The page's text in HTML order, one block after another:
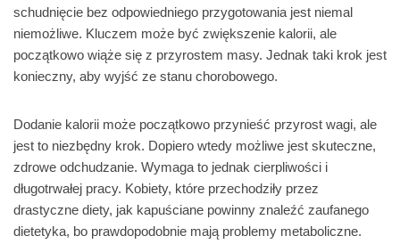
schudnięcie bez odpowiedniego przygotowania jest niemal
niemożliwe. Kluczem może być zwiększenie kalorii, ale
początkowo wiąże się z przyrostem masy. Jednak taki krok jest
konieczny, aby wyjść ze stanu chorobowego.
Dodanie kalorii może początkowo przynieść przyrost wagi, ale
jest to niezbędny krok. Dopiero wtedy możliwe jest skuteczne,
zdrowe odchudzanie. Wymaga to jednak cierpliwości i
długotrwałej pracy. Kobiety, które przechodziły przez
drastyczne diety, jak kapuściane powinny znaleźć zaufanego
dietetyka, bo prawdopodobnie mają problemy metaboliczne.